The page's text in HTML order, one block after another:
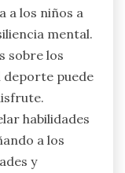
a los niños a
mental.
sobre los
deporte puede
habilidades
a los
y